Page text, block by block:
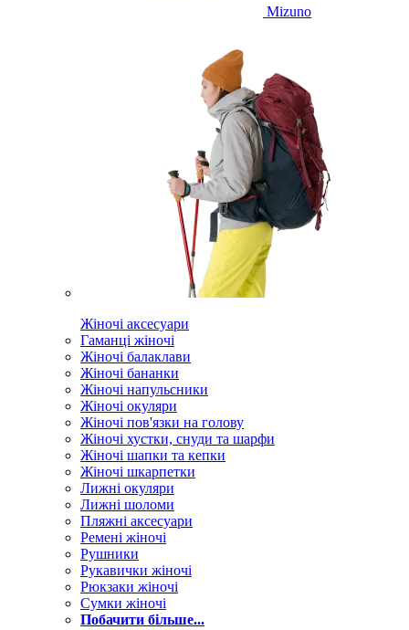
Mizuno
Жіночі аксесуари
Гаманці жіночі
Жіночі балаклави
Жіночі бананки
Жіночі напульсники
Жіночі окуляри
Жіночі пов'язки на голову
Жіночі хустки, снуди та шарфи
Жіночі шапки та кепки
Жіночі шкарпетки
Лижні окуляри
Лижні шоломи
Пляжні аксесуари
Ремені жіночі
Рушники
Рукавички жіночі
Рюкзаки жіночі
Сумки жіночі
Побачити більше...